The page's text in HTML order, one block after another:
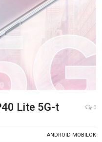
Lite 5G-t 0
ANDROID MOBILOK